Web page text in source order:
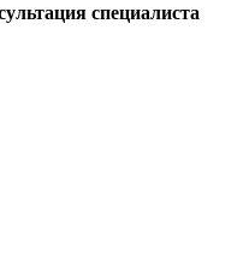
специалиста